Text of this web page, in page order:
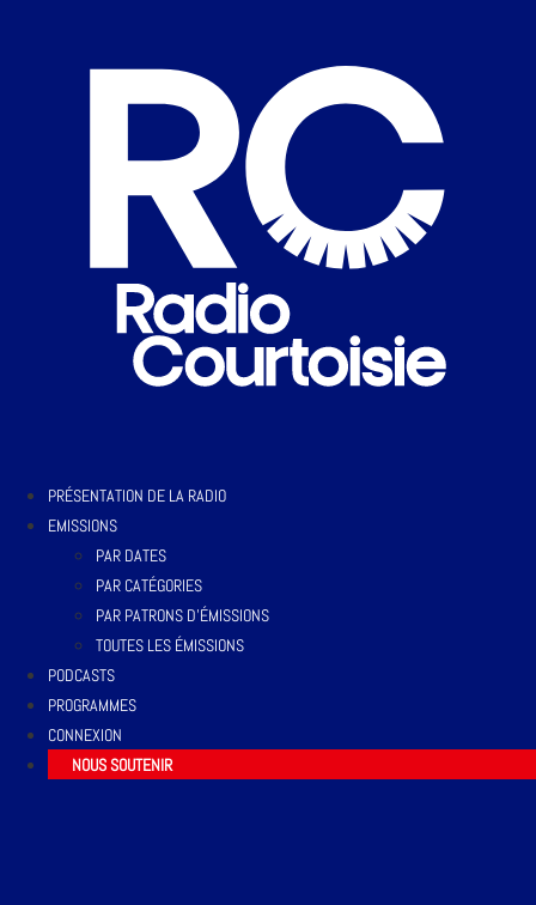
PRÉSENTATION DE LA RADIO
EMISSIONS
PAR DATES
PAR CATÉGORIES
PAR PATRONS D’ÉMISSIONS
TOUTES LES ÉMISSIONS
PODCASTS
PROGRAMMES
CONNEXION
NOUS SOUTENIR